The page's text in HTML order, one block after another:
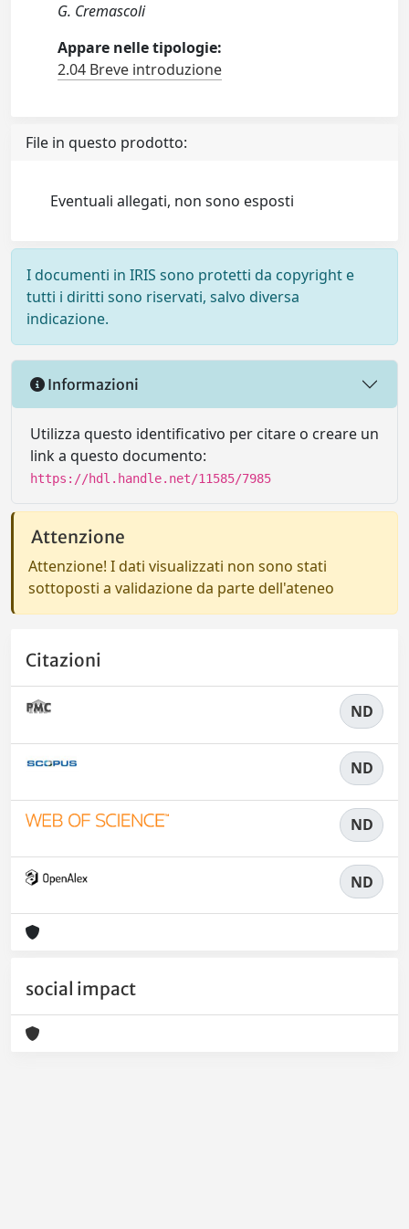
G. Cremascoli
Appare nelle tipologie:
2.04 Breve introduzione
File in questo prodotto:
Eventuali allegati, non sono esposti
I documenti in IRIS sono protetti da copyright e
tutti i diritti sono riservati, salvo diversa
indicazione.
Informazioni
Utilizza questo identificativo per citare o creare un
link a questo documento:
https://hdl.handle.net/11585/7985
Attenzione
Attenzione! I dati visualizzati non sono stati
sottoposti a validazione da parte dell'ateneo
Citazioni
ND
ND
ND
ND
social impact